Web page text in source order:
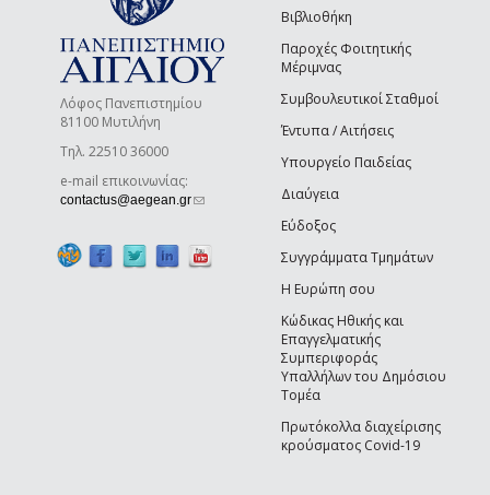
Λόφος Πανεπιστημίου
81100 Μυτιλήνη
Τηλ. 22510 36000
e-mail επικοινωνίας:
contactus@aegean.gr(link sends e-mail)
Βιβλιοθήκη
Παροχές Φοιτητικής
Μέριμνας
Συμβουλευτικοί Σταθμοί
Έντυπα / Αιτήσεις
Υπουργείο Παιδείας
Διαύγεια
Εύδοξος
Συγγράμματα Τμημάτων
Η Ευρώπη σου
Κώδικας Ηθικής και
Επαγγελματικής
Συμπεριφοράς
Υπαλλήλων του Δημόσιου
Τομέα
Πρωτόκολλα διαχείρισης
κρούσματος Covid-19